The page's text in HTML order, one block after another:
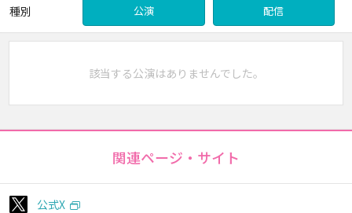
種別 公演 配信
該当する公演はありませんでした。
関連ページ・サイト
公式X